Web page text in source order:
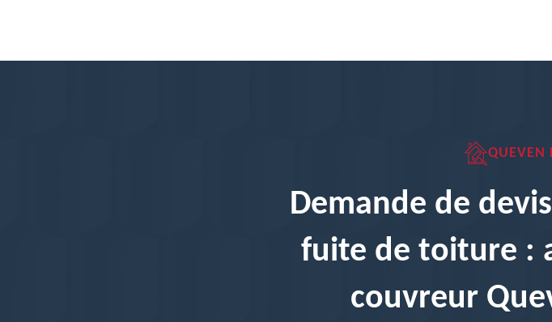
QUEVEN
Demande de
fuite de toiture :
couvreur